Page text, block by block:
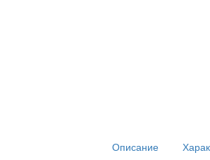
Описание